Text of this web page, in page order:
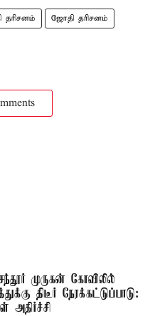
தரிசனம் ஜோதி தரிசனம்
முருகன் கோவிலில்
திடீர் நேரக்கட்டுப்பாடு:
அதிர்ச்சி